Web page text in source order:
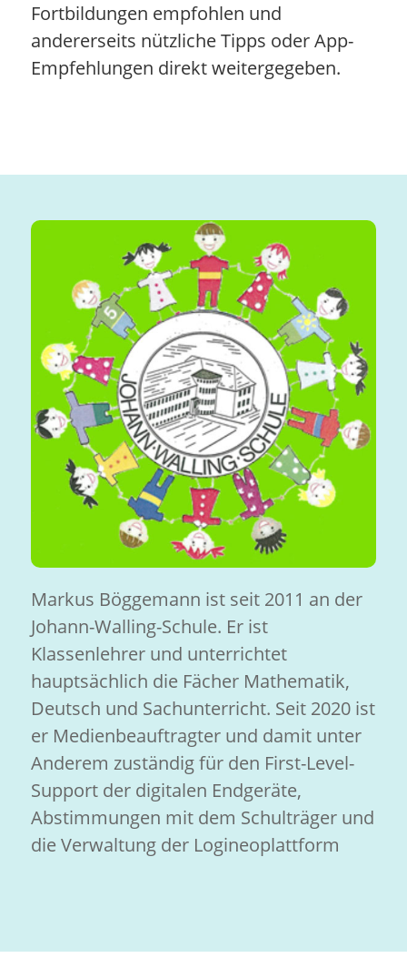
Fortbildungen empfohlen und
andererseits nützliche Tipps oder App-
Empfehlungen direkt weitergegeben.
Markus Böggemann ist seit 2011 an der
Johann-Walling-Schule. Er ist
Klassenlehrer und unterrichtet
hauptsächlich die Fächer Mathematik,
Deutsch und Sachunterricht. Seit 2020 ist
er Medienbeauftragter und damit unter
Anderem zuständig für den First-Level-
Support der digitalen Endgeräte,
Abstimmungen mit dem Schulträger und
die Verwaltung der Logineoplattform